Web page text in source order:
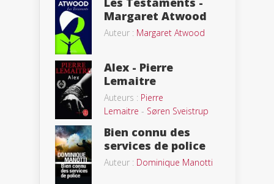
Margaret Atwood
Auteur : Margaret Atwood
Alex - Pierre
Lemaitre
Auteurs : Pierre
Lemaitre - Søren Sveistrup
Bien connu des
services de police
Auteur : Dominique Manotti